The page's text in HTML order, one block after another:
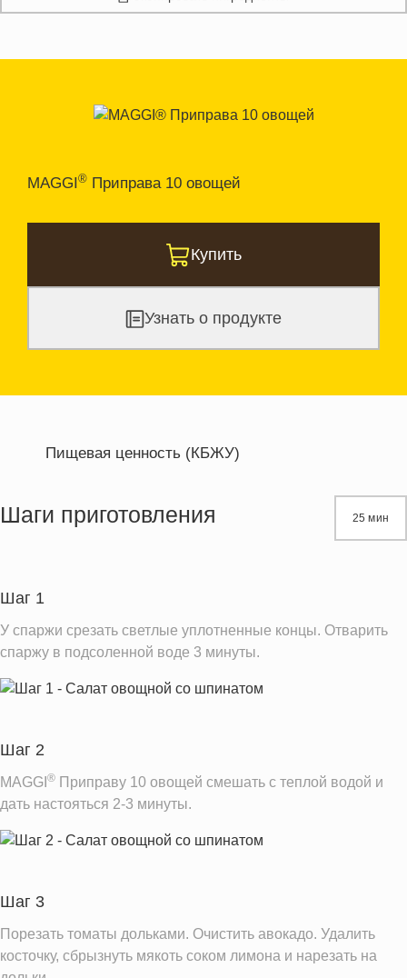
MAGGI® Приправа 10 овощей
Купить
Узнать о продукте
Пищевая ценность (КБЖУ)
Жиры
Информация для одной порции
Шаги приготовления 25 мин
Шаг 1
У спаржи срезать светлые уплотненные концы. Отварить
спаржу в подсоленной воде 3 минуты.
Шаг 2
MAGGI ® Приправу 10 овощей смешать с теплой водой и
дать настояться 2-3 минуты.
Шаг 3
Порезать томаты дольками. Очистить авокадо. Удалить
косточку, сбрызнуть мякоть соком лимона и нарезать на